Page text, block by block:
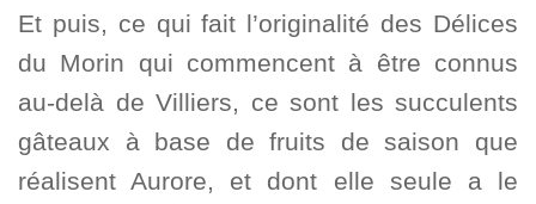
Et puis, ce qui fait l’originalité des Délices
du Morin qui commencent à être connus
au-delà de Villiers, ce sont les succulents
gâteaux à base de fruits de saison que
réalisent Aurore, et dont elle seule a le